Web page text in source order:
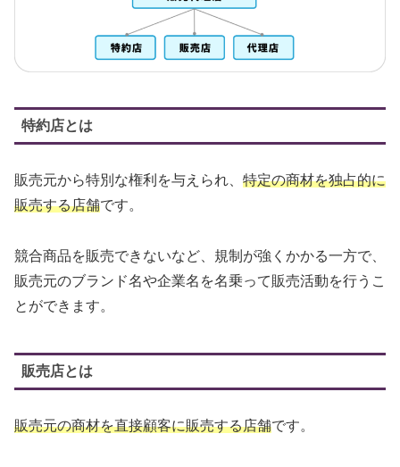
特約店とは
販売元から特別な権利を与えられ、 特定の商材を独占的に
販売する店舗です。
競合商品を販売できないなど、規制が強くかかる一方で、
販売元のブランド名や企業名を名乗って販売活動を行うこ
とができます。
販売店とは
販売元の商材を直接顧客に販売する店舗です。